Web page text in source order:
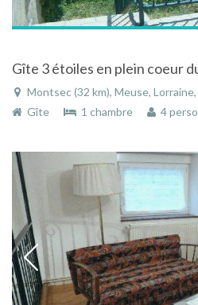
Montsec (32 km), Meuse,
Gîte
1 chambre 4